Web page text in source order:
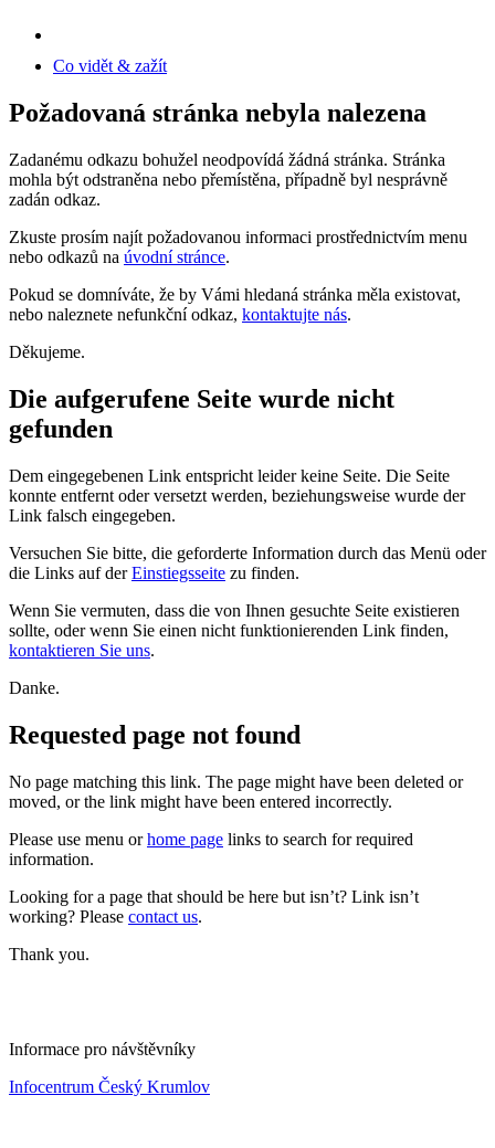
Co vidět & zažít
Požadovaná stránka nebyla nalezena
Zadanému odkazu bohužel neodpovídá žádná stránka. Stránka
mohla být odstraněna nebo přemístěna, případně byl nesprávně
zadán odkaz.
Zkuste prosím najít požadovanou informaci prostřednictvím menu
nebo odkazů na úvodní stránce.
Pokud se domníváte, že by Vámi hledaná stránka měla existovat,
nebo naleznete nefunkční odkaz, kontaktujte nás.
Děkujeme.
Die aufgerufene Seite wurde nicht
gefunden
Dem eingegebenen Link entspricht leider keine Seite. Die Seite
konnte entfernt oder versetzt werden, beziehungsweise wurde der
Link falsch eingegeben.
Versuchen Sie bitte, die geforderte Information durch das Menü oder
die Links auf derEinstiegsseite zu finden.
Wenn Sie vermuten, dass die von Ihnen gesuchte Seite existieren
sollte, oder wenn Sie einen nicht funktionierenden Link finden,
kontaktieren Sie uns.
Danke.
Requested page not found
No page matching this link. The page might have been deleted or
moved, or the link might have been entered incorrectly.
Please use menu orhome page links to search for required
information.
Looking for a page that should be here but isn’t? Link isn’t
working? Please contact us.
Thank you.
Informace pro návštěvníky
Infocentrum Český Krumlov